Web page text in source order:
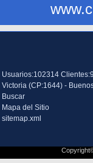
Usuarios:102314
Victoria (CP:1644) -
Buscar
Mapa del Sitio
sitemap.xml